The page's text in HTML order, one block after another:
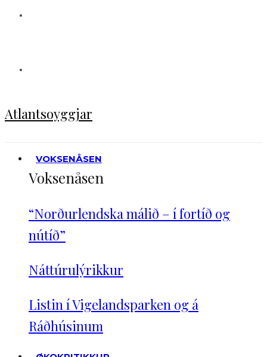
Atlantsoyggjar
VOKSENÅSEN
Voksenåsen
“Norðurlendska málið – í fortíð og
nútíð”
Náttúrulýrikkur
Listin í Vigelandsparken og á
Ráðhúsinum